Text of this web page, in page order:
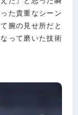
た貴重なシーン
腕の見せ所だと
って磨いた技術